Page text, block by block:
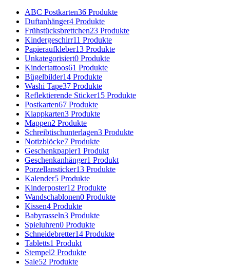
ABC Postkarten36 Produkte
Duftanhänger4 Produkte
Frühstücksbrettchen23 Produkte
Kindergeschirr11 Produkte
Papieraufkleber13 Produkte
Unkategorisiert0 Produkte
Kindertattoos61 Produkte
Bügelbilder14 Produkte
Washi Tape37 Produkte
Reflektierende Sticker15 Produkte
Postkarten67 Produkte
Klappkarten3 Produkte
Mappen2 Produkte
Schreibtischunterlagen3 Produkte
Notizblöcke7 Produkte
Geschenkpapier1 Produkt
Geschenkanhänger1 Produkt
Porzellansticker13 Produkte
Kalender5 Produkte
Kinderposter12 Produkte
Wandschablonen0 Produkte
Kissen4 Produkte
Babyrasseln3 Produkte
Spieluhren0 Produkte
Schneidebretter14 Produkte
Tabletts1 Produkt
Stempel2 Produkte
Sale52 Produkte